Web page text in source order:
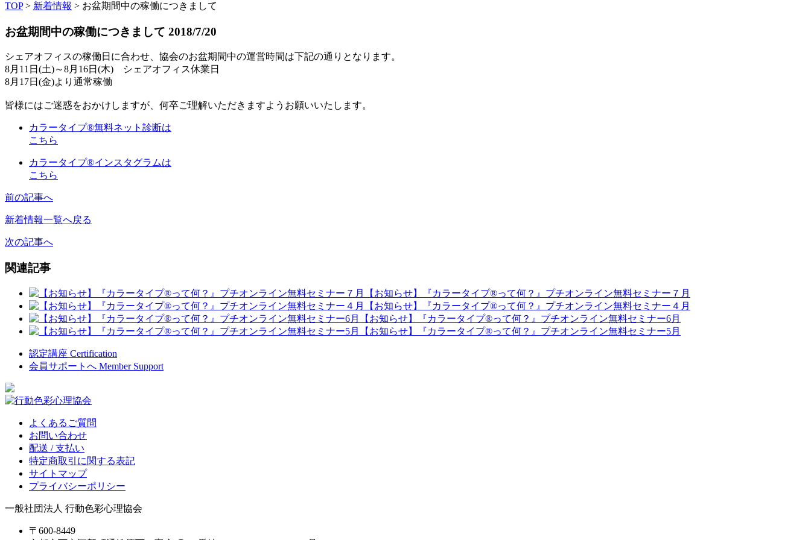
TOP> 新着情報 > お盆期間中の稼働につきまして
お盆期間中の稼働につきまして 2018/7/20
シェアオフィスの稼働日に合わせ、協会のお盆期間中の運営時間は下記の通りとなります。
8月11日(土)～8月16日(木) シェアオフィス休業日
8月17日(金)より通常稼働
皆様にはご迷惑をおかけしますが、何卒ご理解いただきますようお願いいたします。
カラータイプ®無料ネット診断は
こちら
カラータイプ®インスタグラムは
こちら
前の記事へ
新着情報一覧へ戻る
次の記事へ
関連記事
【お知らせ】『カラータイプ®︎って何？』プチオンライン無料セミナー７月
【お知らせ】『カラータイプ®︎って何？』プチオンライン無料セミナー４月
【お知らせ】『カラータイプ®︎って何？』プチオンライン無料セミナー6月
【お知らせ】『カラータイプ®︎って何？』プチオンライン無料セミナー5月
認定講座 Certification
会員サポートへ Member Support
よくあるご質問
お問い合わせ
配送 / 支払い
特定商取引に関する表記
サイトマップ
プライバシーポリシー
一般社団法人 行動色彩心理協会
〒600-8449